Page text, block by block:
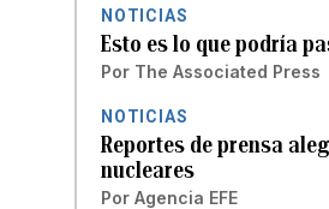
NOTICIAS
Esto es lo que podría
Por The Associated Press
NOTICIAS
Reportes de prensa
nucleares
Por Agencia EFE